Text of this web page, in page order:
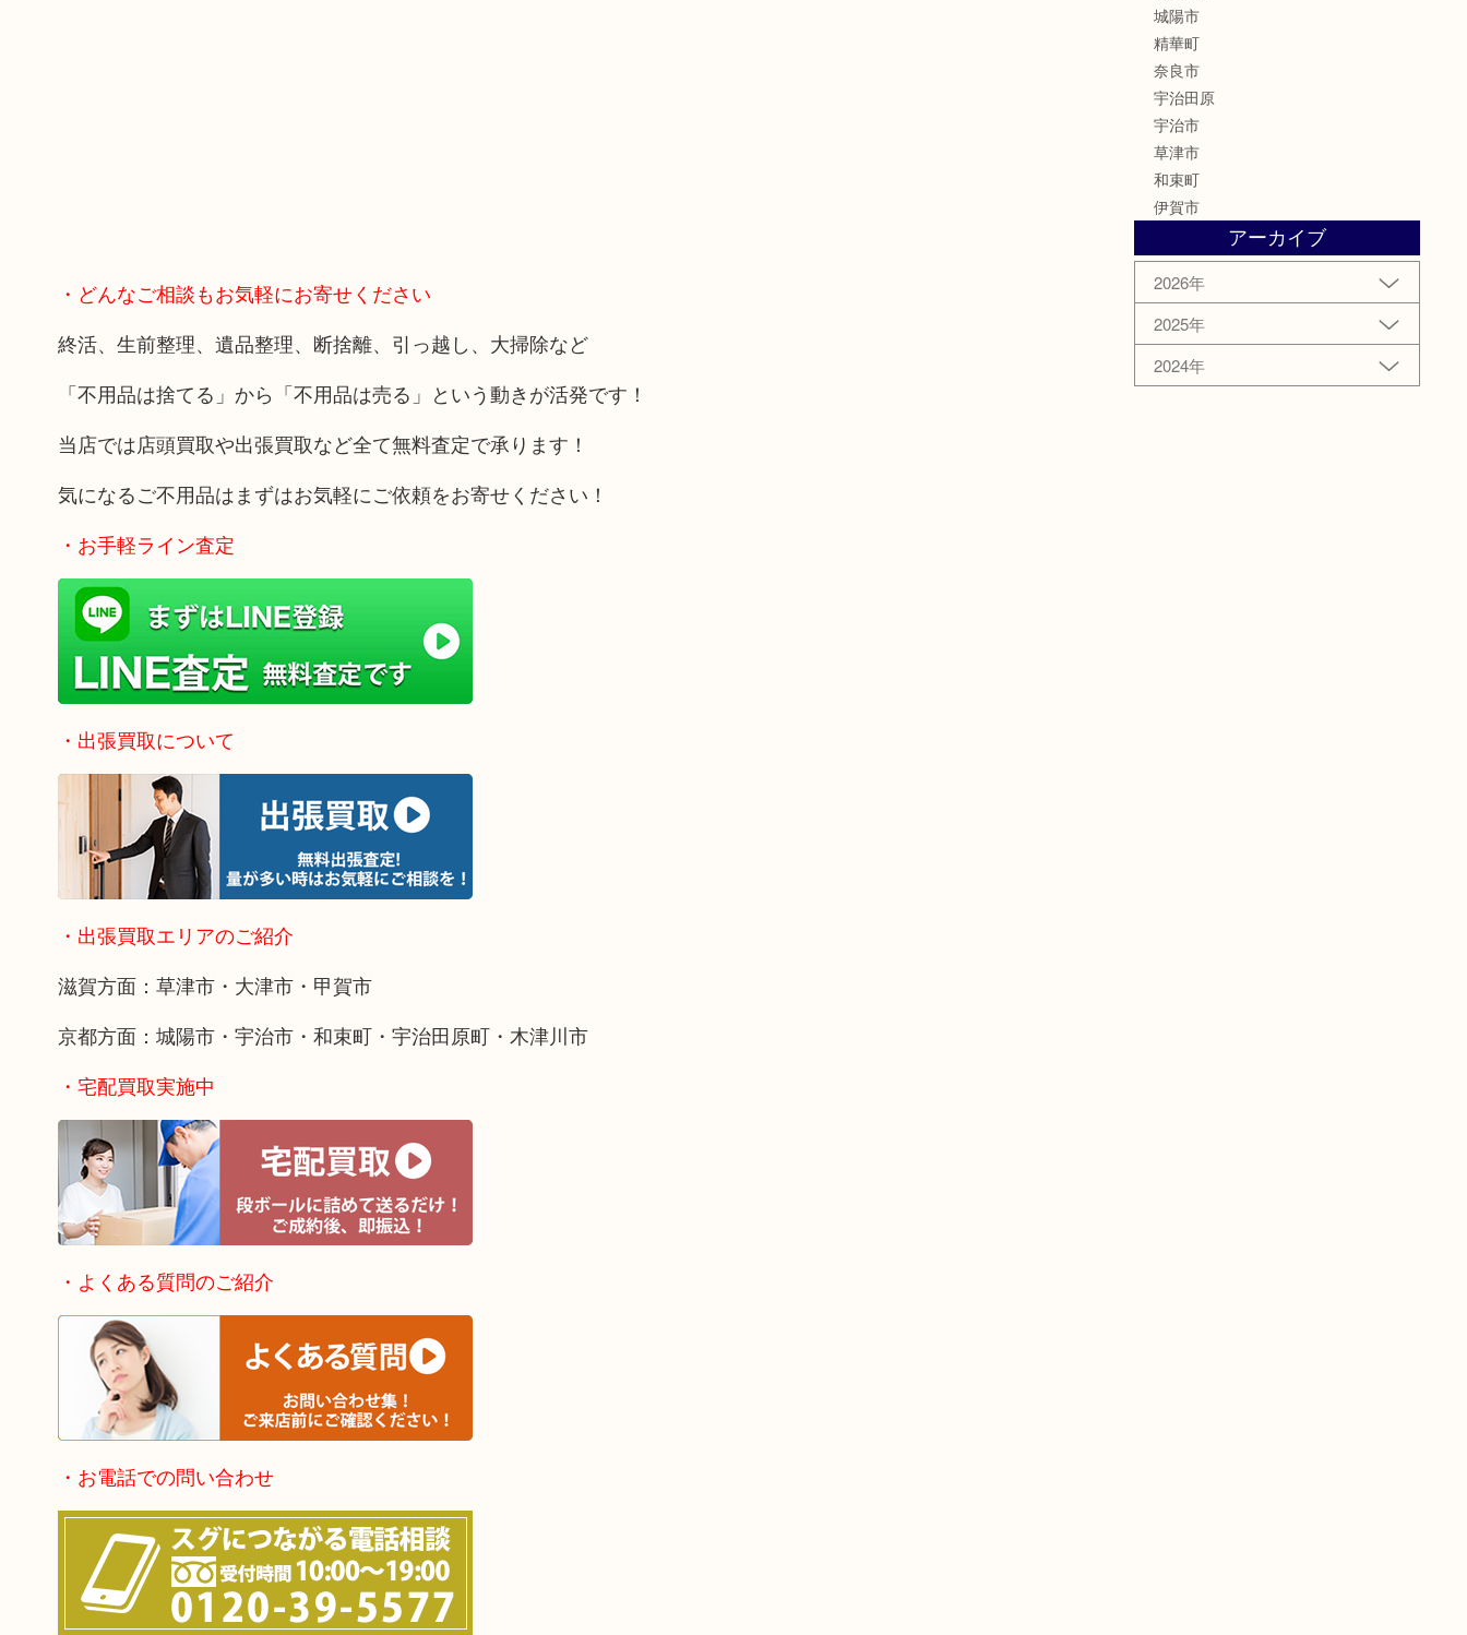
・どんなご相談もお気軽にお寄せください
終活、生前整理、遺品整理、断捨離、引っ越し、大掃除など
「不用品は捨てる」から「不用品は売る」という動きが活発です！
当店では店頭買取や出張買取など全て無料査定で承ります！
気になるご不用品はまずはお気軽にご依頼をお寄せください！
・お手軽ライン査定
・出張買取について
・出張買取エリアのご紹介
滋賀方面：草津市・大津市・甲賀市
京都方面：城陽市・宇治市・和束町・宇治田原町・木津川市
・宅配買取実施中
・よくある質問のご紹介
・お電話での問い合わせ
城陽市
精華町
奈良市
宇治田原
宇治市
草津市
和束町
伊賀市
アーカイブ
2026年
2025年
2024年